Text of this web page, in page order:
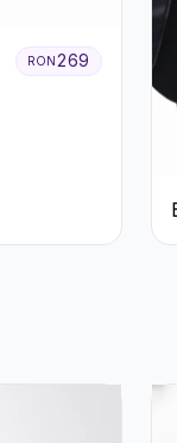
RON269